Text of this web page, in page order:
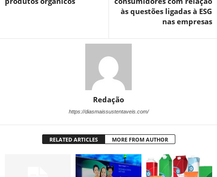
às questões ligadas à ESG
nas empresas
Redação
https://diasmaissustentaveis.com/
RELATED ARTICLES MORE FROM AUTHOR